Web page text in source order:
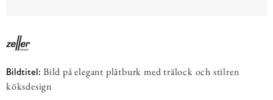
Bildtitel: Bild på elegant plåtburk med trälock och stilren
köksdesign